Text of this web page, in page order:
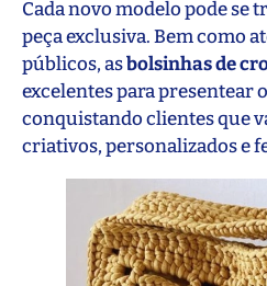
Cada novo modelo pode se
peça exclusiva. Bem como
públicos, asbolsinhas de
excelentes para presentear
conquistando clientes que
criativos, personalizados e